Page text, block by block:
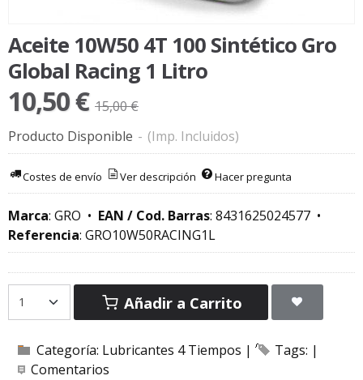
Aceite 10W50 4T 100 Sintético Gro
Global Racing 1 Litro
10,50 € 15,00 €
Producto Disponible - (Imp. Incluidos)
Costes de envío Ver descripción Hacer pregunta
Marca: GRO • EAN / Cod. Barras: 8431625024577 •
Referencia: GRO10W50RACING1L
Añadir a Carrito
Categoría: Lubricantes 4 Tiempos | Tags: |
Comentarios